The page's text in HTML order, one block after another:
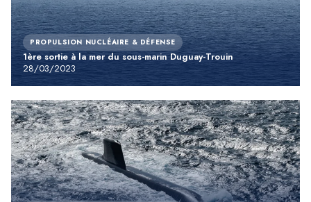
PROPULSION NUCLÉAIRE & DÉFENSE
1ère sortie à la mer du sous-marin Duguay-Trouin
28/03/2023